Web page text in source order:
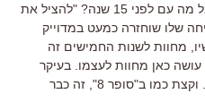
אולי לא רואים קולנוע כזה כיום, אבל מה עם לפני 15 שנה? "להציל את
שלו שוחזרה כמעט במדוייק
מחוות לשנות החמישים זה
כאן מחוות לעצמו. בעיקר
ל"אימפריית השמש", לא יודע למה. וקצת כמו ב"סופר 8", זה כבר